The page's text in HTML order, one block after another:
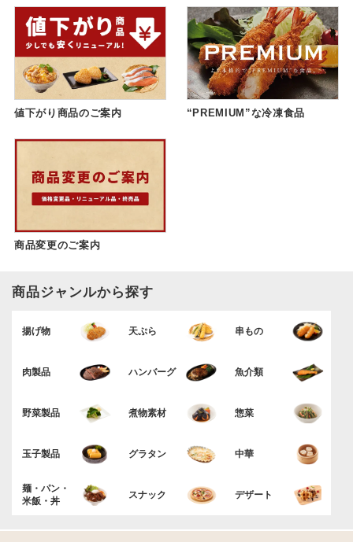
値下がり商品のご案内 “PREMIUM”な冷凍食品
商品変更のご案内
商品ジャンルから探す
揚げ物 天ぷら 串もの
肉製品 ハンバーグ 魚介類
野菜製品 煮物素材 惣菜
玉子製品 グラタン 中華
麺・パン・
米飯・丼
スナック デザート